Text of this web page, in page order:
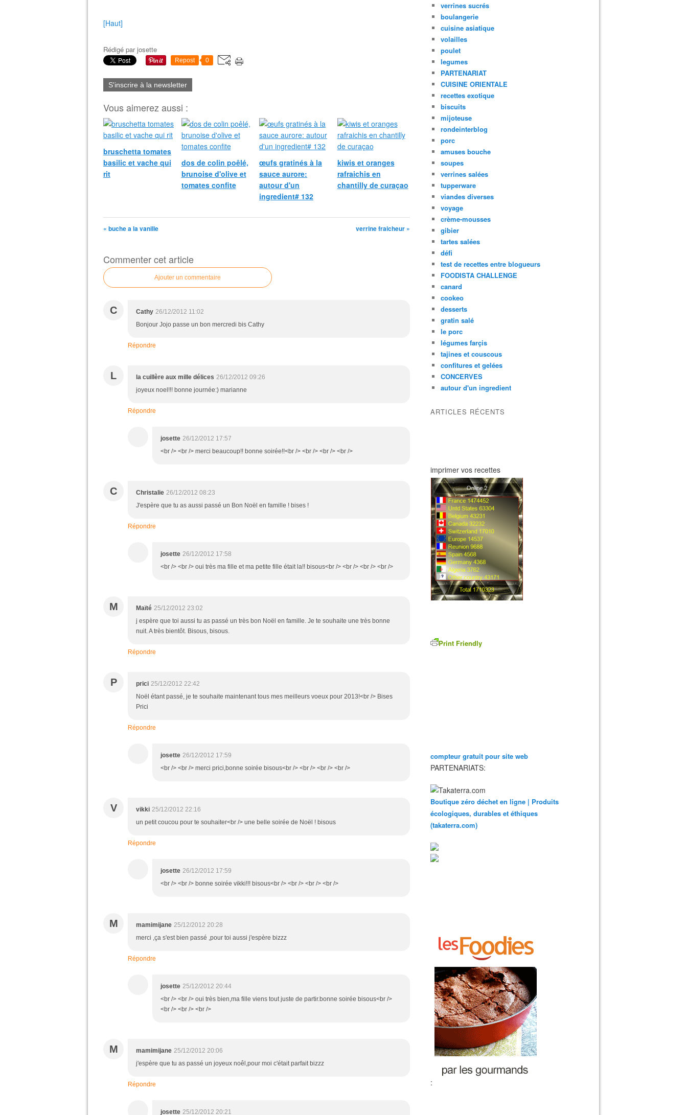
[Haut]
Rédigé parjosette
Repost 0
S'inscrire à la newsletter
Vous aimerez aussi :
bruschetta tomates
basilic et vache qui
rit
dos de colin poêlé,
brunoise d'olive et
tomates confite
œufs gratinés à la
sauce aurore:
autour d'un
ingredient# 132
kiwis et oranges
rafraichis en
chantilly de curaçao
« buche a la vanille verrine fraicheur »
Commenter cet article
Ajouter un commentaire
C Cathy 26/12/2012 11:02
Bonjour Jojo passe un bon mercredi bis Cathy
Répondre
L la cuillère aux mille délices 26/12/2012 09:26
joyeux noel!!! bonne journée:) marianne
Répondre
josette 26/12/2012 17:57
<br /> <br /> merci beaucoup!! bonne soirée!!<br /> <br /> <br /> <br />
C Christalie 26/12/2012 08:23
J'espère que tu as aussi passé un Bon Noël en famille ! bises !
Répondre
josette 26/12/2012 17:58
<br /> <br /> oui très ma fille et ma petite fille était la!! bisous<br /> <br /> <br /> <br />
M Maïté 25/12/2012 23:02
j espère que toi aussi tu as passé un très bon Noël en famille. Je te souhaite une très bonne
nuit. A très bientôt. Bisous, bisous.
Répondre
P prici 25/12/2012 22:42
Noël étant passé, je te souhaite maintenant tous mes meilleurs voeux pour 2013!<br /> Bises
Prici
Répondre
josette 26/12/2012 17:59
<br /> <br /> merci prici,bonne soirée bisous<br /> <br /> <br /> <br />
V vikki 25/12/2012 22:16
un petit coucou pour te souhaiter<br /> une belle soirée de Noël ! bisous
Répondre
josette 26/12/2012 17:59
<br /> <br /> bonne soirée vikki!!! bisous<br /> <br /> <br /> <br />
M mamimijane 25/12/2012 20:28
merci ,ça s'est bien passé ,pour toi aussi j'espère bizzz
Répondre
josette 25/12/2012 20:44
<br /> <br /> oui très bien,ma fille viens tout juste de partir.bonne soirée bisous<br />
<br /> <br /> <br />
M mamimijane 25/12/2012 20:06
j'espère que tu as passé un joyeux noêl,pour moi c'était parfait bizzz
Répondre
josette 25/12/2012 20:21
verrines sucrés
boulangerie
cuisine asiatique
volailles
poulet
legumes
PARTENARIAT
CUISINE ORIENTALE
recettes exotique
biscuits
mijoteuse
rondeinterblog
porc
amuses bouche
soupes
verrines salées
tupperware
viandes diverses
voyage
crème-mousses
gibier
tartes salées
défi
test de recettes entre blogueurs
FOODISTA CHALLENGE
canard
cookeo
desserts
gratin salé
le porc
légumes farçis
tajines et couscous
confitures et gelées
CONCERVES
autour d'un ingredient
ARTICLES RÉCENTS
imprimer vos recettes
Print Friendly
compteur gratuit pour site web
PARTENARIATS:
Boutique zéro déchet en ligne | Produits
écologiques, durables et éthiques
(takaterra.com)
: